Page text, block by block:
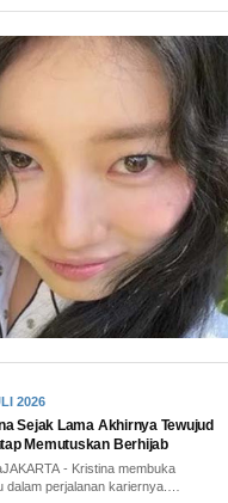
2026
Sejak Lama Akhirnya Tewujud
Memutuskan Berhijab
- Kristina membuka
dalam perjalanan kariernya.